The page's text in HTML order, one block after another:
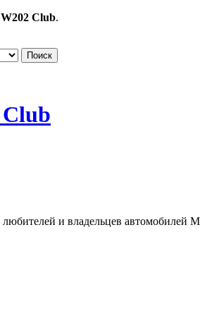
Club.
Club
и владельцев автомобилей